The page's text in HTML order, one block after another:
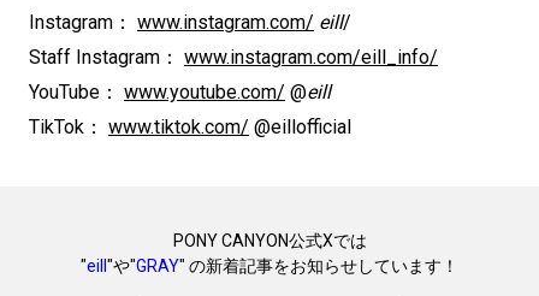
Instagram： www.instagram.com/ eill/
Staff Instagram： www.instagram.com/eill_info/
YouTube： www.youtube.com/ @eill
TikTok： www.tiktok.com/ @eillofficial
PONY CANYON公式Xでは
"eill"や"GRAY" の新着記事をお知らせしています！